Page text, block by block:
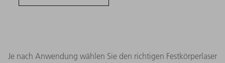
Je nach Anwendung wählen Sie den richtigen Festkörperlaser